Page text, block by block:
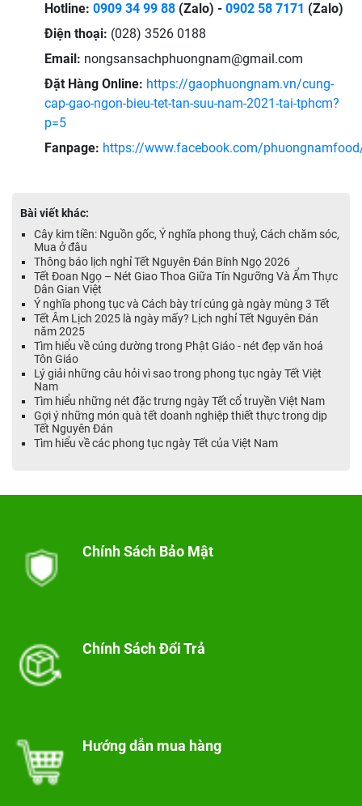
Hotline: 0909 34 99 88 (Zalo) - 0902 58 7171 (Zalo)
Điện thoại: (028) 3526 0188
Email: nongsansachphuongnam@gmail.com
Đặt Hàng Online: https://gaophuongnam.vn/cung-
cap-gao-ngon-bieu-tet-tan-suu-nam-2021-tai-tphcm?
p=5
Fanpage: https://www.facebook.com/
Bài viết khác:
Cây kim tiền: Nguồn gốc, Ý nghĩa phong thuỷ, Cách chăm sóc,
Mua ở đâu
Thông báo lịch nghỉ Tết Nguyên Đán Bính Ngọ 2026
Tết Đoan Ngọ – Nét Giao Thoa Giữa Tín Ngưỡng Và Ẩm Thực
Dân Gian Việt
Ý nghĩa phong tục và Cách bày trí cúng gà ngày mùng 3 Tết
Tết Âm Lịch 2025 là ngày mấy? Lịch nghỉ Tết Nguyên Đán
năm 2025
Tìm hiểu về cúng dường trong Phật Giáo - nét đẹp văn hoá
Tôn Giáo
Lý giải những câu hỏi vì sao trong phong tục ngày Tết Việt
Nam
Tìm hiểu những nét đặc trưng ngày Tết cổ truyền Việt Nam
Gợi ý những món quà tết doanh nghiệp thiết thực trong dịp
Tết Nguyên Đán
Tìm hiểu về các phong tục ngày Tết của Việt Nam
Chính Sách Bảo Mật
Chính Sách Đổi Trả
Hướng dẫn mua hàng